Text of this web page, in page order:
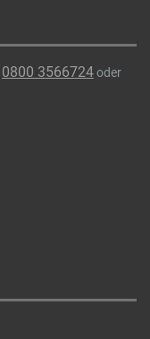
0800 3566724oder